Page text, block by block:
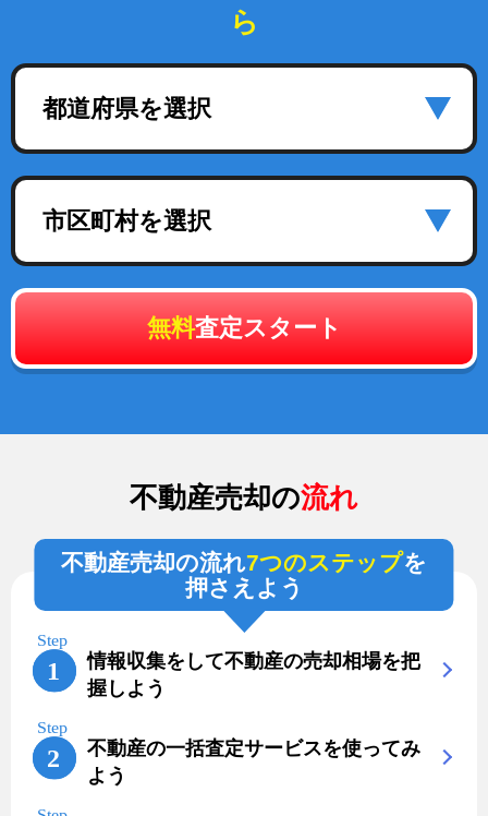
ら
都道府県を選択
市区町村を選択
無料査定スタート
不動産売却の流れ
不動産売却の流れ7つのステップを
押さえよう
情報収集をして不動産の売却相場を把
握しよう
不動産の一括査定サービスを使ってみ
よう